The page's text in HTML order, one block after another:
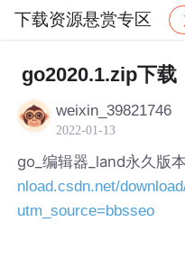
下载资源悬赏专区
社区 下载资源悬赏专
go2020.1.zip下载
weixin_39821746
2022-01-13
go_编辑器_land永久版
nload.csdn.net/
utm_source=bbsseo